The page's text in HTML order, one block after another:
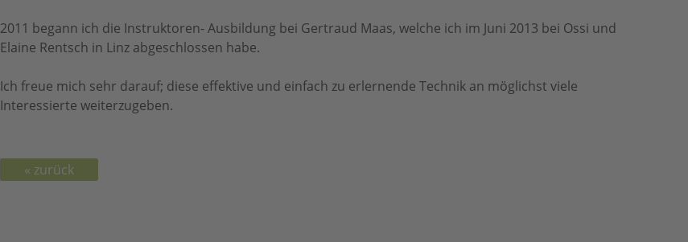
2011 begann ich die Instruktoren- Ausbildung bei Gertraud Maas, welche ich im Juni 2013 bei Ossi und
Elaine Rentsch in Linz abgeschlossen habe.
Ich freue mich sehr darauf; diese effektive und einfach zu erlernende Technik an möglichst viele
Interessierte weiterzugeben.
« zurück